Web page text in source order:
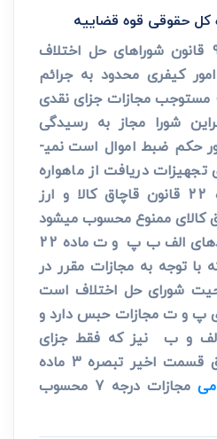
کل حقوقی قوه قضاییه
اولا برابر بند ح ماده 9 قانون شوراهای حل اختلاف
کیفری محدود به جرائم
مستوجب مجازات جزای نقدی
شورا مجاز به رسیدگی
جرائمی که مستلزم صدور حکم ضبط اموال است نمی­
تجهیزات دریافت از ماهواره
که طبق تبصره 4 ماده 22 قانون قاچاق کالا و ارز
مصادیق کالای ممنوع محسوب می­شود
و حسب مورد مشمول بندهای الف ب پ و ت ماده 22
با توجه به مجازات مقرر در
شورای حل اختلاف است
پ و ت مجازات حبس دارد و
الف و ب نیز که فقط جزای
نقدی نسبی است مطابق قسمت اخیر تبصره 3 ماده
مجازات درجه 7 محسوب